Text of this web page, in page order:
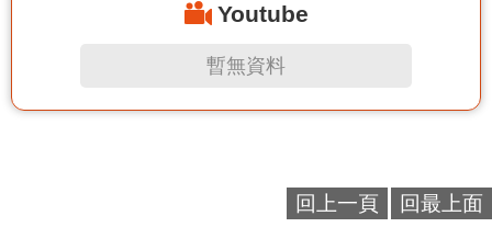
Youtube
暫無資料
回上一頁 回最上面